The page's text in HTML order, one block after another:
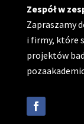
Zespół w
Zapraszamy
i firmy, które
projektów